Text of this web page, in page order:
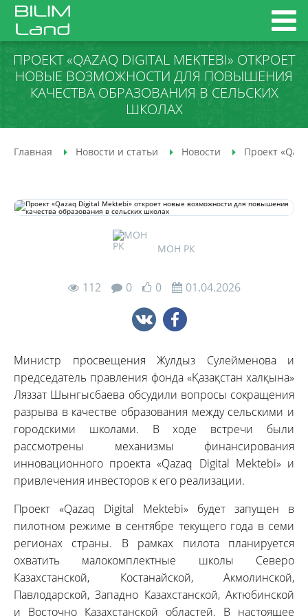
ПРОЕКТ «QAZAQ DIGITAL MEKTEBI» ОТКРОЕТ
НОВЫЕ ВОЗМОЖНОСТИ ДЛЯ ПОВЫШЕНИЯ
КАЧЕСТВА ОБРАЗОВАНИЯ В СЕЛЬСКИХ
ШКОЛАХ
Главная Новости и статьи Новости Проект
МОН РК
112 0 0 01.04.2026
Министр просвещения Жулдыз Сулейменова и
председатель правления фонда «Қазақстан халқына»
Ляззат Шынгысбаева обсудили вопросы сокращения
разрыва в качестве образования между сельскими и
городскими школами. В ходе встречи были
рассмотрены механизмы финансирования
инновационного проекта «Qazaq Digital Mektebi» и
привлечения инвесторов к его реализации.
Проект «Qazaq Digital Mektebi» будет запущен в
пилотном режиме в сентябре текущего года в семи
регионах страны. В рамках пилота планируется
охватить малокомплектные школы Северо
Казахстанской, Костанайской, Акмолинской,
Павлодарской, Западно Казахстанской, Актюбинской
и Восточно Казахстанской областей. В настоящее